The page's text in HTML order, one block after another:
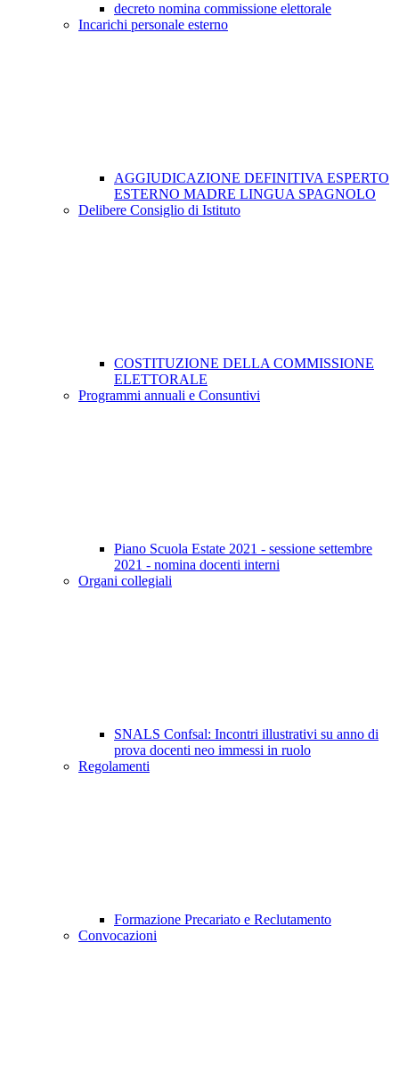
decreto nomina commissione elettorale
Incarichi personale esterno
AGGIUDICAZIONE DEFINITIVA ESPERTO
ESTERNO MADRE LINGUA SPAGNOLO
Delibere Consiglio di Istituto
COSTITUZIONE DELLA COMMISSIONE
ELETTORALE
Programmi annuali e Consuntivi
Piano Scuola Estate 2021 - sessione settembre
2021 - nomina docenti interni
Organi collegiali
SNALS Confsal: Incontri illustrativi su anno di
prova docenti neo immessi in ruolo
Regolamenti
Formazione Precariato e Reclutamento
Convocazioni